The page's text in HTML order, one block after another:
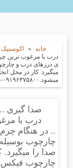
خانه »
درب با مرغوب ترین
ی درزهای درب و
میگیرد. کار در محل
میشود.۰۹۱۹۶۳۷۵۸۰۰-۰۹۳۰۷۸۰۱۷۸۸مهندس دولتی
صدا گیری
درب با
.. در هنگام
چارچوب
صدا را
چارچوب فیکس